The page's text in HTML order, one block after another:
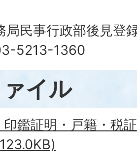
局民事行政部後見登
5213-1360
イル
鑑証明・戸籍・税